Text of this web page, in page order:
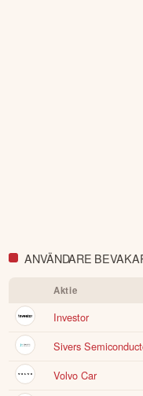
ANVÄNDARE
Aktie
Investor
Sivers
Volvo Car